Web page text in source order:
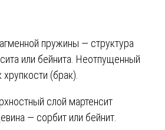
пружины — структура
или бейнита. Неотпущенный
(брак).
слой мартенсит
— сорбит или бейнит.